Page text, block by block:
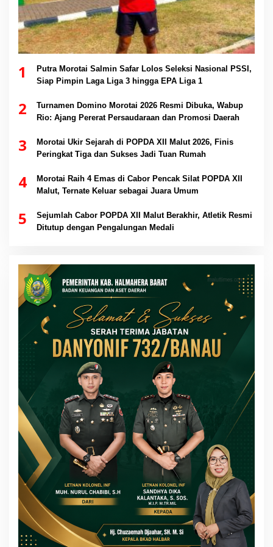
1
Putra Morotai Salmin Safar Lolos Seleksi Nasional PSSI,
Siap Pimpin Laga Liga 3 hingga EPA Liga 1
2
Turnamen Domino Morotai 2026 Resmi Dibuka, Wabup
Rio: Ajang Pererat Persaudaraan dan Promosi Daerah
3
Morotai Ukir Sejarah di POPDA XII Malut 2026, Finis
Peringkat Tiga dan Sukses Jadi Tuan Rumah
4
Morotai Raih 4 Emas di Cabor Pencak Silat POPDA XII
Malut, Ternate Keluar sebagai Juara Umum
5
Sejumlah Cabor POPDA XII Malut Berakhir, Atletik Resmi
Ditutup dengan Pengalungan Medali